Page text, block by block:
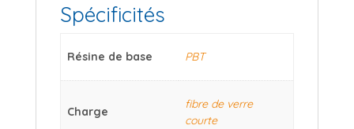
Spécificités
Résine de base PBT
Charge
fibre de verre
courte